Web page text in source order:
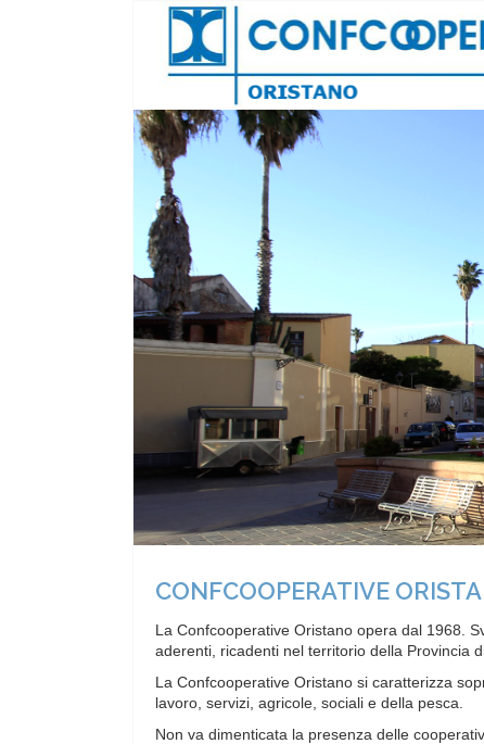
CONFCOOPERATIVE
La Confcooperative Oristano opera dal 1968.
aderenti, ricadenti nel territorio della Provincia
La Confcooperative Oristano si caratterizza
lavoro, servizi, agricole, sociali e della pesca.
Non va dimenticata la presenza delle